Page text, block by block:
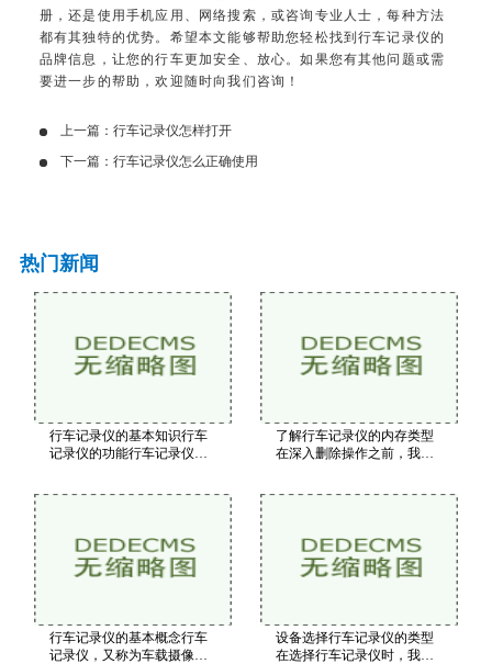
册，还是使用手机应用、网络搜索，或咨询专业人士，每种方法
都有其独特的优势。希望本文能够帮助您轻松找到行车记录仪的
品牌信息，让您的行车更加安全、放心。如果您有其他问题或需
要进一步的帮助，欢迎随时向我们咨询！
上一篇： 行车记录仪怎样打开
下一篇： 行车记录仪怎么正确使用
热门新闻
行车记录仪的基本知识行车
记录仪的功能行车记录仪的
重要视频片段。停车
了解行车记录仪的内存类型
在深入删除操作之前，我们
车记录仪使用SD卡作为
行车记录仪的基本概念行车
记录仪，又称为车载摄像
设备选择行车记录仪的类型
在选择行车记录仪时，我们